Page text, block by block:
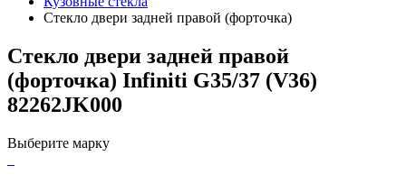
Стекло двери задней правой (форточка)
Стекло двери задней правой
(форточка) Infiniti G35/37 (V36)
82262JK000
Выберите марку